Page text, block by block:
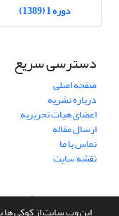
دوره 1 (1389)
دسترسی سریع
صفحه اصلی
درباره نشریه
اعضای هیات تحریریه
ارسال مقاله
تماس با ما
نقشه سایت
سامانه مدیریت نشریات